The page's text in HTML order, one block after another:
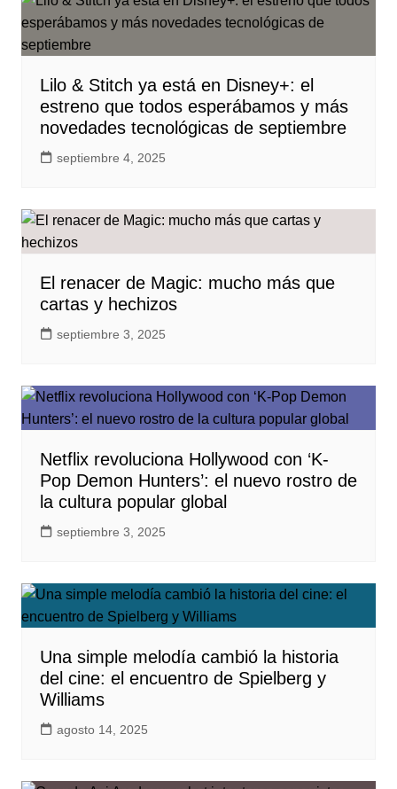
Lilo & Stitch ya está en Disney+: el
estreno que todos esperábamos y más
novedades tecnológicas de septiembre
septiembre 4, 2025
El renacer de Magic: mucho más que
cartas y hechizos
septiembre 3, 2025
Netflix revoluciona Hollywood con ‘K-
Pop Demon Hunters’: el nuevo rostro de
la cultura popular global
septiembre 3, 2025
Una simple melodía cambió la historia
del cine: el encuentro de Spielberg y
Williams
agosto 14, 2025